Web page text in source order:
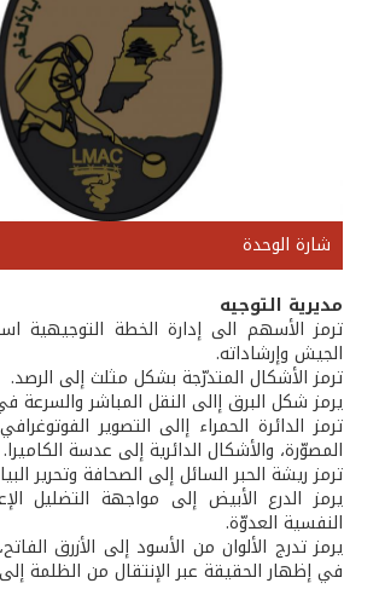
شارة الوحدة
مديرية التوجيه
ترمز الأسهم الى إدارة الخطة التوجيهية
الجيش وإرشاداته.
ترمز الأشكال المتدرّجة بشكل مثلث إلى الرصد.
يرمز شكل البرق إالى النقل المباشر والسرعة
ترمز الدائرة الحمراء إالى التصوير
المصوّرة، والأشكال الدائرية إلى عدسة الكاميرا.
ترمز ريشة الحبر السائل إلى الصحافة وتحرير
يرمز الدرع الأبيض إلى مواجهة التضليل
النفسية العدوّة.
يرمز تدرج الألوان من الأسود إلى الأزرق
في إظهار الحقيقة عبر الإنتقال من الظلمة إلى